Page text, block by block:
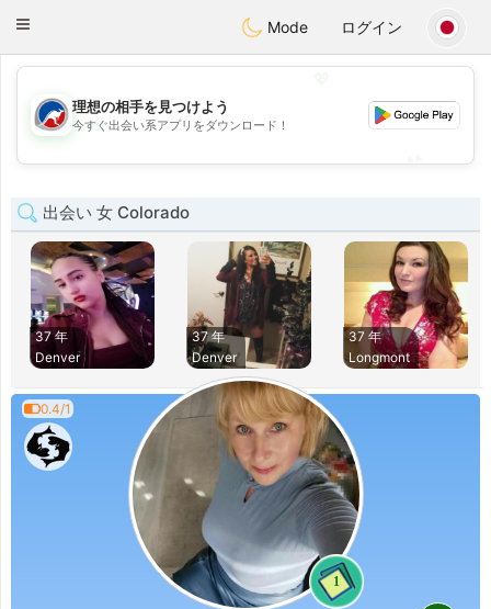
AustraliaChat
Toggle
Mode ログイン
💖
💕
理想の相手を見つけよう
今すぐ出会い系アプリをダウンロード！
出会い 女 Colorado
37 年
Denver
37 年
Denver
37 年
Longmont
0.4/1
1